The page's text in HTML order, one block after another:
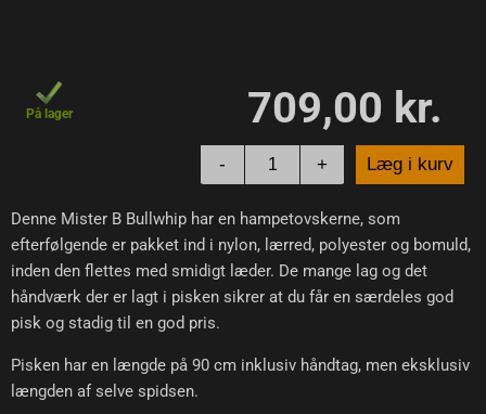
På lager 709,00 kr.
- + Læg i kurv
Denne Mister B Bullwhip har en hampetovskerne, som
efterfølgende er pakket ind i nylon, lærred, polyester og bomuld,
inden den flettes med smidigt læder. De mange lag og det
håndværk der er lagt i pisken sikrer at du får en særdeles god
pisk og stadig til en god pris.
Pisken har en længde på 90 cm inklusiv håndtag, men eksklusiv
længden af selve spidsen.